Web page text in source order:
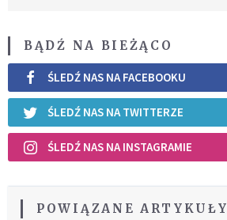
BĄDŹ NA BIEŻĄCO
ŚLEDŹ NAS NA FACEBOOKU
ŚLEDŹ NAS NA TWITTERZE
ŚLEDŹ NAS NA INSTAGRAMIE
POWIĄZANE ARTYKUŁY